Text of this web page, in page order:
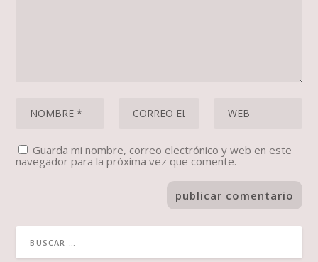
Guarda mi nombre, correo electrónico y web en este
navegador para la próxima vez que comente.